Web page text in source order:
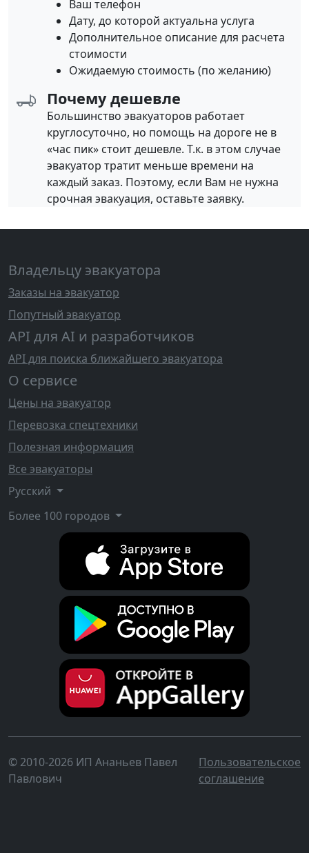
Ваш телефон
Дату, до которой актуальна услуга
Дополнительное описание для расчета
стоимости
Ожидаемую стоимость (по желанию)
Почему дешевле
Большинство эвакуаторов работает
круглосуточно, но помощь на дороге не в
«час пик» стоит дешевле. Т.к. в этом случае
эвакуатор тратит меньше времени на
каждый заказ. Поэтому, если Вам не нужна
срочная эвакуация, оставьте заявку.
Владельцу эвакуатора
Заказы на эвакуатор
Попутный эвакуатор
API для AI и разработчиков
API для поиска ближайшего эвакуатора
О сервисе
Цены на эвакуатор
Перевозка спецтехники
Полезная информация
Все эвакуаторы
Русский
Более 100 городов
© 2010-2026 ИП Ананьев Павел
Павлович
Пользовательское
соглашение